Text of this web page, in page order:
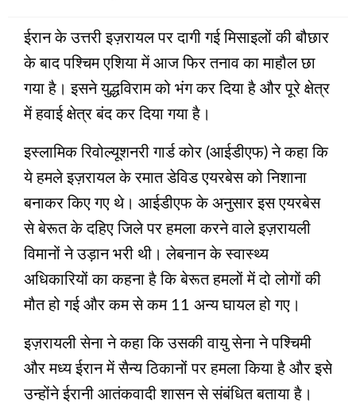
ईरान के उत्तरी इज़रायल पर दागी गई मिसाइलों की बौछार
के बाद पश्चिम एशिया में आज फिर तनाव का माहौल छा
गया है। इसने युद्धविराम को भंग कर दिया है और पूरे क्षेत्र
में हवाई क्षेत्र बंद कर दिया गया है।
इस्लामिक रिवोल्यूशनरी गार्ड कोर (आईडीएफ) ने कहा कि
ये हमले इज़रायल के रमात डेविड एयरबेस को निशाना
बनाकर किए गए थे। आईडीएफ के अनुसार इस एयरबेस
से बेरूत के दहिए जिले पर हमला करने वाले इज़रायली
विमानों ने उड़ान भरी थी। लेबनान के स्वास्थ्य
अधिकारियों का कहना है कि बेरूत हमलों में दो लोगों की
मौत हो गई और कम से कम 11 अन्य घायल हो गए।
इज़रायली सेना ने कहा कि उसकी वायु सेना ने पश्चिमी
और मध्य ईरान में सैन्य ठिकानों पर हमला किया है और इसे
उन्होंने ईरानी आतंकवादी शासन से संबंधित बताया है।